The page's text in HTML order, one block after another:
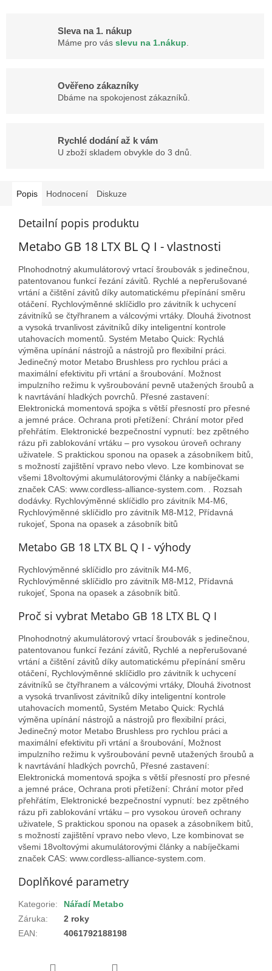
Sleva na 1. nákup
Máme pro vás slevu na 1.nákup
Ověřeno zákazníky
Dbáme na spokojenost zákazníků.
Rychlé dodání až k vám
U zboží skladem obvykle do 3 dnů.
Popis Hodnocení Diskuze
Detailní popis produktu
Metabo GB 18 LTX BL Q I - vlastnosti
Plnohodnotný akumulátorový vrtací šroubovák s jedinečnou,
patentovanou funkcí řezání závitů. Rychlé a nepřerušované
vrtání a čištění závitů díky automatickému přepínání směru
otáčení. Rychlovýměnné sklíčidlo pro závitník k uchycení
závitníků se čtyřhranem a válcovými vrtáky. Dlouhá životnost
a vysoká trvanlivost závitníků díky inteligentní kontrole
utahovacích momentů. Systém Metabo Quick: Rychlá
výměna upínání nástrojů a nástrojů pro flexibilní práci.
Jedinečný motor Metabo Brushless pro rychlou práci a
maximální efektivitu při vrtání a šroubování. Možnost
impulzního režimu k vyšroubování pevně utažených šroubů a
k navrtávání hladkých povrchů. Přesné zastavení:
Elektronická momentová spojka s větší přesností pro přesné
a jemné práce. Ochrana proti přetížení: Chrání motor před
přehřátím. Elektronické bezpečnostní vypnutí: bez zpětného
rázu při zablokování vrtáku – pro vysokou úroveň ochrany
uživatele. S praktickou sponou na opasek a zásobníkem bitů,
s možností zajištění vpravo nebo vlevo. Lze kombinovat se
všemi 18voltovými akumulátorovými články a nabíječkami
značek CAS: www.cordless-alliance-system.com. . Rozsah
dodávky. Rychlovýměnné sklíčidlo pro závitník M4-M6,
Rychlovýměnné sklíčidlo pro závitník M8-M12, Přídavná
rukojeť, Spona na opasek a zásobník bitů
Metabo GB 18 LTX BL Q I - výhody
Rychlovýměnné sklíčidlo pro závitník M4-M6,
Rychlovýměnné sklíčidlo pro závitník M8-M12, Přídavná
rukojeť, Spona na opasek a zásobník bitů.
Proč si vybrat Metabo GB 18 LTX BL Q I
Plnohodnotný akumulátorový vrtací šroubovák s jedinečnou,
patentovanou funkcí řezání závitů, Rychlé a nepřerušované
vrtání a čištění závitů díky automatickému přepínání směru
otáčení, Rychlovýměnné sklíčidlo pro závitník k uchycení
závitníků se čtyřhranem a válcovými vrtáky, Dlouhá životnost
a vysoká trvanlivost závitníků díky inteligentní kontrole
utahovacích momentů, Systém Metabo Quick: Rychlá
výměna upínání nástrojů a nástrojů pro flexibilní práci,
Jedinečný motor Metabo Brushless pro rychlou práci a
maximální efektivitu při vrtání a šroubování, Možnost
impulzního režimu k vyšroubování pevně utažených šroubů a
k navrtávání hladkých povrchů, Přesné zastavení:
Elektronická momentová spojka s větší přesností pro přesné
a jemné práce, Ochrana proti přetížení: Chrání motor před
přehřátím, Elektronické bezpečnostní vypnutí: bez zpětného
rázu při zablokování vrtáku – pro vysokou úroveň ochrany
uživatele, S praktickou sponou na opasek a zásobníkem bitů,
s možností zajištění vpravo nebo vlevo, Lze kombinovat se
všemi 18voltovými akumulátorovými články a nabíječkami
značek CAS: www.cordless-alliance-system.com.
Doplňkové parametry
Kategorie:
Nářadí Metabo
Záruka:
2 roky
EAN: 4061792188198